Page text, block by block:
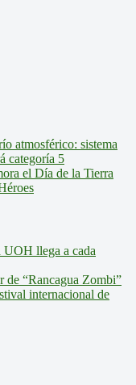
atmosférico: sistema
categoría 5
el Día de la Tierra
UOH llega a cada
de “Rancagua Zombi”
internacional de